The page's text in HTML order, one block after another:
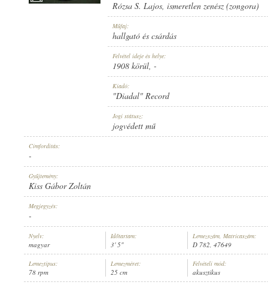
1908 KÖRÜL
LEMEZSZÁM:
Rózsa S. Lajos, ismeretlen zenész (zongora)
Műfaj:
hallgató és csárdás
Felvétel ideje és helye:
1908 körül, -
Kiadó:
"Diadal" Record
Jogi státusz:
jogvédett mű
Címfordítás:
-
Gyűjtemény:
Kiss Gábor Zoltán
Megjegyzés:
-
Nyelv:
magyar
Időtartam:
3' 5"
Lemezszám, Matricaszám:
D 782, 47649
Lemeztípus:
78 rpm
Lemezméret:
25 cm
Felvételi mód:
akusztikus